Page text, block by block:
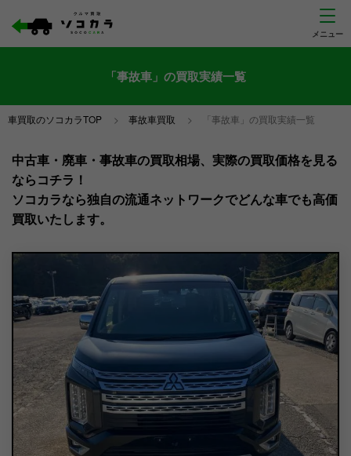
「事故車」の買取実績一覧
車買取のソコカラTOP > 事故車買取 > 「事故車」の買取実績一覧
中古車・廃車・事故車の買取相場、実際の買取価格を見る
ならコチラ！
ソコカラなら独自の流通ネットワークでどんな車でも高価
買取いたします。